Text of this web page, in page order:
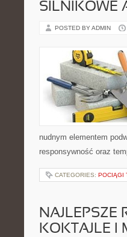
SILNIKOWE
POSTED BY ADMIN
nudnym elementem
responsywność oraz
CATEGORIES: POCIĄGI
NAJLEPSZE
KOKTAJLE I